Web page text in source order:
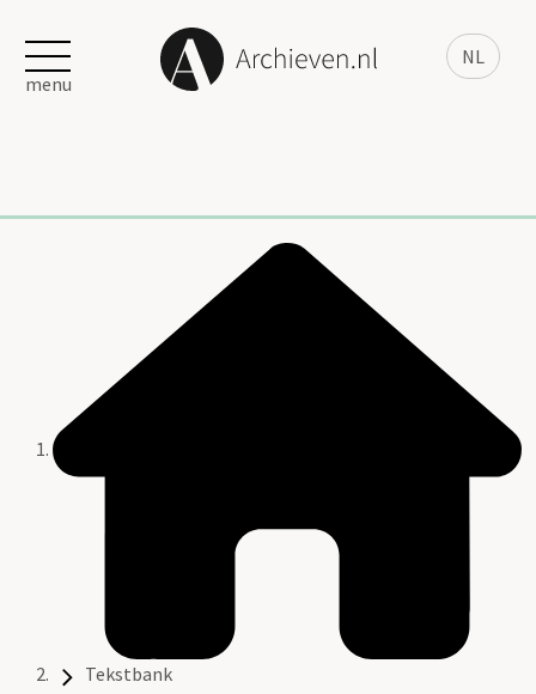
NL
menu
Tekstbank